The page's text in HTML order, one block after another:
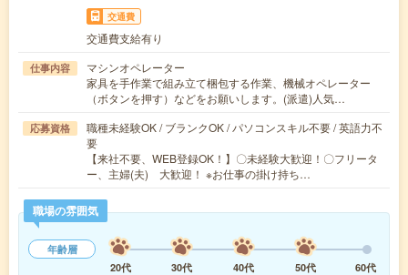
交通費
交通費支給有り
仕事内容
マシンオペレーター
家具を手作業で組み立て梱包する作業、機械オペレーター
（ボタンを押す）などをお願いします。(派遣)人気…
応募資格
職種未経験OK / ブランクOK / パソコンスキル不要 / 英語力不
要
【来社不要、WEB登録OK！】〇未経験大歓迎！〇フリータ
ー、主婦(夫) 大歓迎！ ※お仕事の掛け持ち…
職場の雰囲気
年齢層
20代
30代 40代 50代 60代